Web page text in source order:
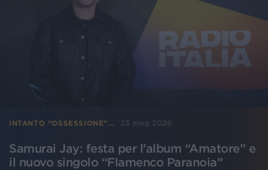
INTANTO “OSSESSIONE”… 23 mag 2026
Samurai Jay: festa per l’album “Amatore” e
il nuovo singolo “Flamenco Paranoia”